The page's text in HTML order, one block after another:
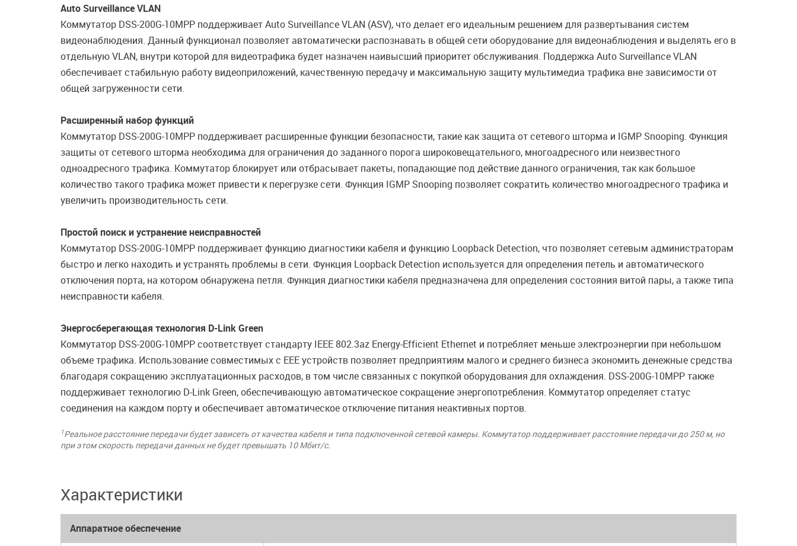
Auto Surveillance VLAN
Коммутатор DSS-200G-10MPP поддерживает Auto Surveillance VLAN (ASV), что делает его идеальным решением для развертывания систем
видеонаблюдения. Данный функционал позволяет автоматически распознавать в общей сети оборудование для видеонаблюдения и выделять его в
отдельную VLAN, внутри которой для видеотрафика будет назначен наивысший приоритет обслуживания. Поддержка Auto Surveillance VLAN
обеспечивает стабильную работу видеоприложений, качественную передачу и максимальную защиту мультимедиа трафика вне зависимости от
общей загруженности сети.
Расширенный набор функций
Коммутатор DSS-200G-10MPP поддерживает расширенные функции безопасности, такие как защита от сетевого шторма и IGMP Snooping. Функция
защиты от сетевого шторма необходима для ограничения до заданного порога широковещательного, многоадресного или неизвестного
одноадресного трафика. Коммутатор блокирует или отбрасывает пакеты, попадающие под действие данного ограничения, так как большое
количество такого трафика может привести к перегрузке сети. Функция IGMP Snooping позволяет сократить количество многоадресного трафика и
увеличить производительность сети.
Простой поиск и устранение неисправностей
Коммутатор DSS-200G-10MPP поддерживает функцию диагностики кабеля и функцию Loopback Detection, что позволяет сетевым администраторам
быстро и легко находить и устранять проблемы в сети. Функция Loopback Detection используется для определения петель и автоматического
отключения порта, на котором обнаружена петля. Функция диагностики кабеля предназначена для определения состояния витой пары, а также типа
неисправности кабеля.
Энергосберегающая технология D-Link Green
Коммутатор DSS-200G-10MPP соответствует стандарту IEEE 802.3az Energy-Efficient Ethernet и потребляет меньше электроэнергии при небольшом
объеме трафика. Использование совместимых с EEE устройств позволяет предприятиям малого и среднего бизнеса экономить денежные средства
благодаря сокращению эксплуатационных расходов, в том числе связанных с покупкой оборудования для охлаждения. DSS-200G-10MPP также
поддерживает технологию D-Link Green, обеспечивающую автоматическое сокращение энергопотребления. Коммутатор определяет статус
соединения на каждом порту и обеспечивает автоматическое отключение питания неактивных портов.
1Реальное расстояние передачи будет зависеть от качества кабеля и типа подключенной сетевой камеры. Коммутатор поддерживает расстояние передачи до 250 м, но
при этом скорость передачи данных не будет превышать 10 Мбит/с.
Характеристики
Аппаратное обеспечение